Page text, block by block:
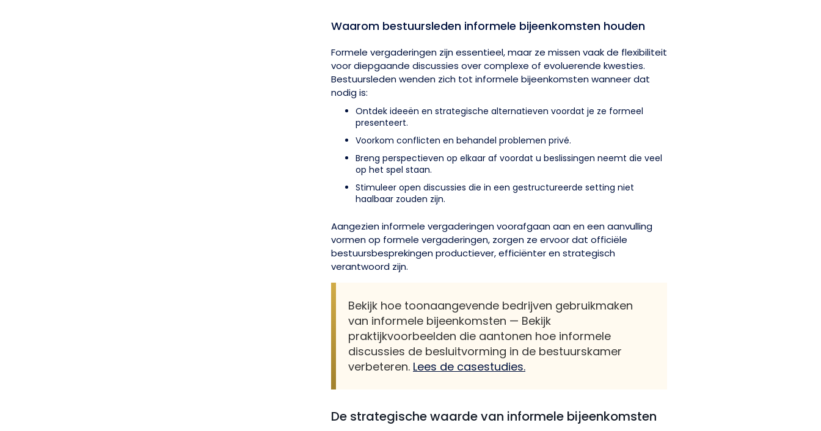
Waarom bestuursleden informele bijeenkomsten houden
Formele vergaderingen zijn essentieel, maar ze missen vaak de flexibiliteit
voor diepgaande discussies over complexe of evoluerende kwesties.
Bestuursleden wenden zich tot informele bijeenkomsten wanneer dat
nodig is:
Ontdek ideeën en strategische alternatieven voordat je ze formeel
presenteert.
Voorkom conflicten en behandel problemen privé.
Breng perspectieven op elkaar af voordat u beslissingen neemt die veel
op het spel staan.
Stimuleer open discussies die in een gestructureerde setting niet
haalbaar zouden zijn.
Aangezien informele vergaderingen voorafgaan aan en een aanvulling
vormen op formele vergaderingen, zorgen ze ervoor dat officiële
bestuursbesprekingen productiever, efficiënter en strategisch
verantwoord zijn.
Bekijk hoe toonaangevende bedrijven gebruikmaken
van informele bijeenkomsten — Bekijk
praktijkvoorbeelden die aantonen hoe informele
discussies de besluitvorming in de bestuurskamer
verbeteren. Lees de casestudies.
De strategische waarde van informele bijeenkomsten